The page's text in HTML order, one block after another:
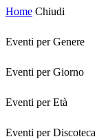
Home Chiudi
Eventi per Genere
Eventi per Giorno
Eventi per Età
Eventi per Discoteca